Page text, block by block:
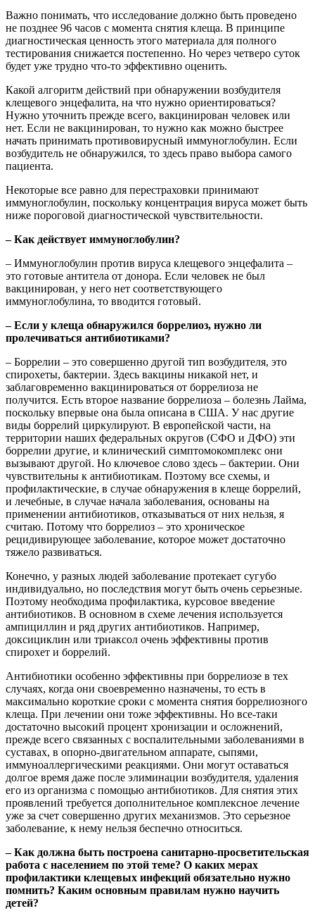
Важно понимать, что исследование должно быть проведено
не позднее 96 часов с момента снятия клеща. В принципе
диагностическая ценность этого материала для полного
тестирования снижается постепенно. Но через четверо суток
будет уже трудно что-то эффективно оценить.
Какой алгоритм действий при обнаружении возбудителя
клещевого энцефалита, на что нужно ориентироваться?
Нужно уточнить прежде всего, вакцинирован человек или
нет. Если не вакцинирован, то нужно как можно быстрее
начать принимать противовирусный иммуноглобулин. Если
возбудитель не обнаружился, то здесь право выбора самого
пациента.
Некоторые все равно для перестраховки принимают
иммуноглобулин, поскольку концентрация вируса может быть
ниже пороговой диагностической чувствительности.
– Как действует иммуноглобулин?
– Иммуноглобулин против вируса клещевого энцефалита –
это готовые антитела от донора. Если человек не был
вакцинирован, у него нет соответствующего
иммуноглобулина, то вводится готовый.
– Если у клеща обнаружился боррелиоз, нужно ли
пролечиваться антибиотиками?
– Боррелии – это совершенно другой тип возбудителя, это
спирохеты, бактерии. Здесь вакцины никакой нет, и
заблаговременно вакцинироваться от боррелиоза не
получится. Есть второе название боррелиоза – болезнь Лайма,
поскольку впервые она была описана в США. У нас другие
виды боррелий циркулируют. В европейской части, на
территории наших федеральных округов (СФО и ДФО) эти
боррелии другие, и клинический симптомокомплекс они
вызывают другой. Но ключевое слово здесь – бактерии. Они
чувствительны к антибиотикам. Поэтому все схемы, и
профилактические, в случае обнаружения в клеще боррелий,
и лечебные, в случае начала заболевания, основаны на
применении антибиотиков, отказываться от них нельзя, я
считаю. Потому что боррелиоз – это хроническое
рецидивирующее заболевание, которое может достаточно
тяжело развиваться.
Конечно, у разных людей заболевание протекает сугубо
индивидуально, но последствия могут быть очень серьезные.
Поэтому необходима профилактика, курсовое введение
антибиотиков. В основном в схеме лечения используется
ампициллин и ряд других антибиотиков. Например,
доксициклин или триаксол очень эффективны против
спирохет и боррелий.
Антибиотики особенно эффективны при боррелиозе в тех
случаях, когда они своевременно назначены, то есть в
максимально короткие сроки с момента снятия боррелиозного
клеща. При лечении они тоже эффективны. Но все-таки
достаточно высокий процент хронизации и осложнений,
прежде всего связанных с воспалительными заболеваниями в
суставах, в опорно-двигательном аппарате, сыпями,
иммуноаллергическими реакциями. Они могут оставаться
долгое время даже после элиминации возбудителя, удаления
его из организма с помощью антибиотиков. Для снятия этих
проявлений требуется дополнительное комплексное лечение
уже за счет совершенно других механизмов. Это серьезное
заболевание, к нему нельзя беспечно относиться.
– Как должна быть построена санитарно-просветительская
работа с населением по этой теме? О каких мерах
профилактики клещевых инфекций обязательно нужно
помнить? Каким основным правилам нужно научить
детей?